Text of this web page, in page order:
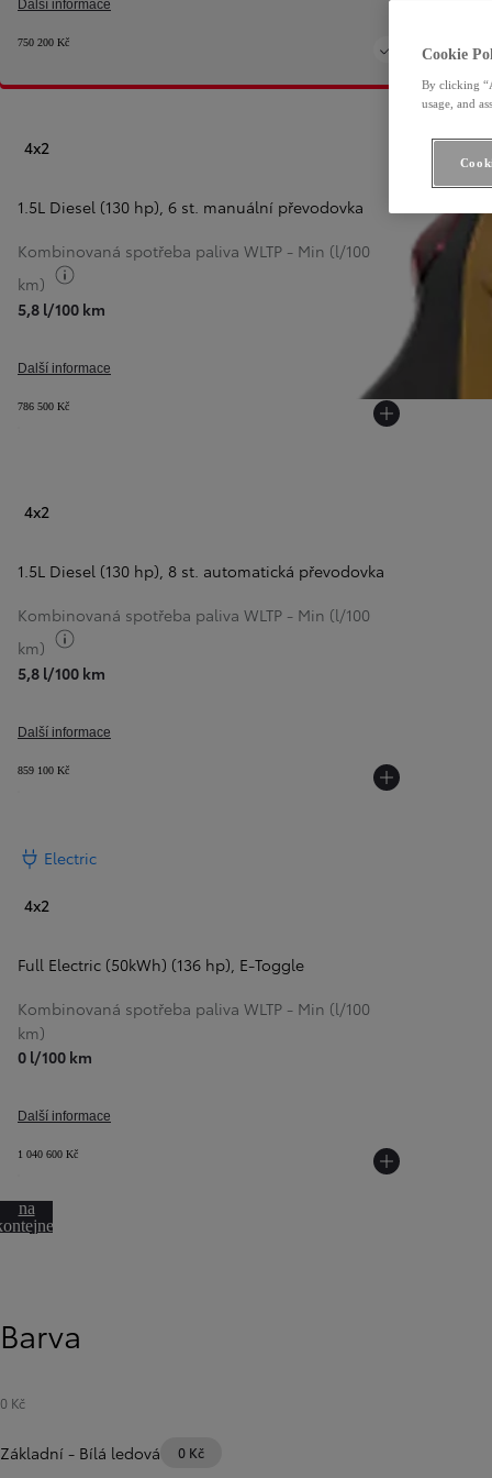
Od 399 000 Kč
Další informace
750 200 Kč
4x2
1.5L Diesel (130 hp), 6 st. manuální převodovka
Kombinovaná spotřeba paliva WLTP - Min (l/100
km)
5,8 l/100 km
Další informace
786 500 Kč
4x2
1.5L Diesel (130 hp), 8 st. automatická převodovka
Kombinovaná spotřeba paliva WLTP - Min (l/100
km)
5,8 l/100 km
Další informace
859 100 Kč
Electric
4x2
Full Electric (50kWh) (136 hp), E-Toggle
Kombinovaná spotřeba paliva WLTP - Min (l/100
km)
0 l/100 km
Další informace
1 040 600 Kč
na
Barva
0 Kč
Základní - Bílá ledová 0 Kč
Cookie
By clicking
usage, and